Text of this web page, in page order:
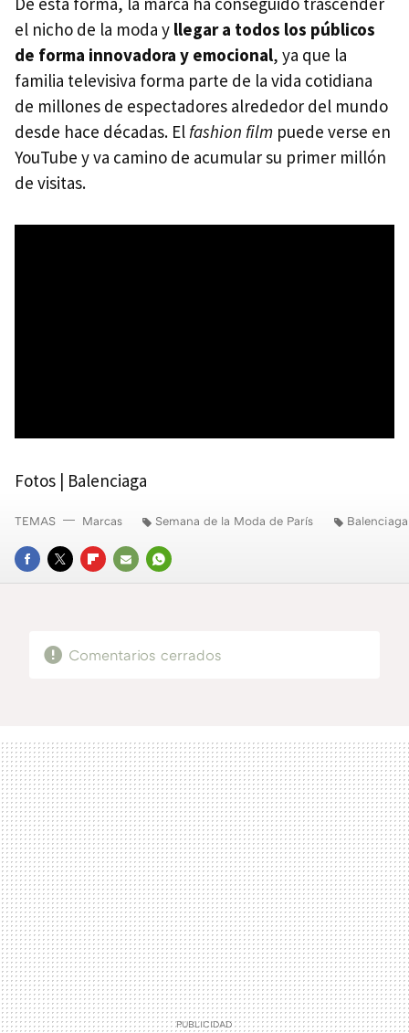
el nicho de la moda y llegar a todos los públicos
de forma innovadora y emocional, ya que la
familia televisiva forma parte de la vida cotidiana
de millones de espectadores alrededor del mundo
desde hace décadas. El fashion film puede verse en
YouTube y va camino de acumular su primer millón
de visitas.
Fotos | Balenciaga
FACEBOOK
TWITTERFLIPBOARD
E-
WHATSAPP
TEMAS Marcas Semana de la Moda de París Balenciaga
Comentarios cerrados